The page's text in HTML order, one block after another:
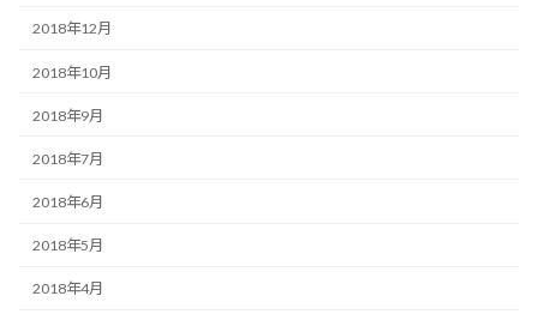
2018年12月
2018年10月
2018年9月
2018年7月
2018年6月
2018年5月
2018年4月